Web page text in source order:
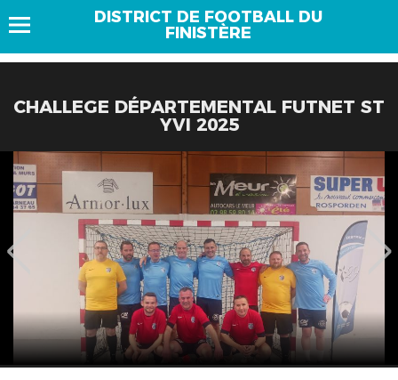
DISTRICT DE FOOTBALL DU
FINISTÈRE
CHALLEGE DÉPARTEMENTAL FUTNET ST
YVI 2025